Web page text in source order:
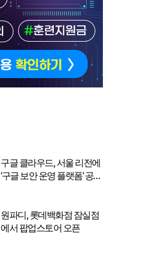
구글 클라우드, 서울 리전에
‘구글 보안 운영 플랫폼’ 공식
원파디, 롯데백화점 잠실점
에서 팝업스토어 오픈